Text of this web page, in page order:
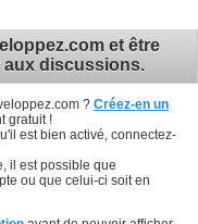
et être
discussions.
? Créez-en un
gratuit !
est bien activé, connectez-
il est possible que
ou que celui-ci soit en